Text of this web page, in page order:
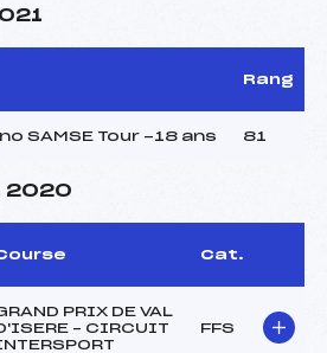
Rang
SAMSE Tour -18 ans 81
2020
Cat.
PRIX DE VAL
– CIRCUIT
FFS